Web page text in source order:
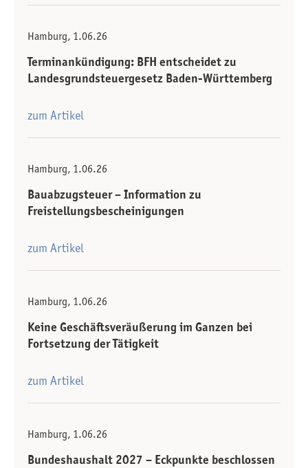
Hamburg, 1.06.26
Terminankündigung: BFH entscheidet zu
Landesgrundsteuergesetz Baden-Württemberg
zum Artikel
Hamburg, 1.06.26
Bauabzugsteuer – Information zu
Freistellungsbescheinigungen
zum Artikel
Hamburg, 1.06.26
Keine Geschäftsveräußerung im Ganzen bei
Fortsetzung der Tätigkeit
zum Artikel
Hamburg, 1.06.26
Bundeshaushalt 2027 – Eckpunkte beschlossen